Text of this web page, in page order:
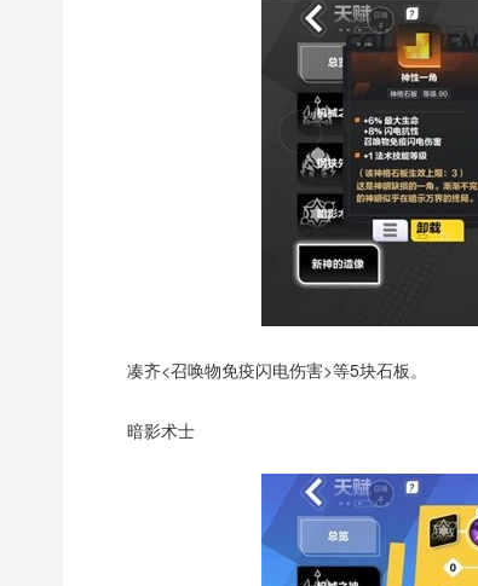
凑齐<召唤物免疫闪电伤害>等5块石板。
暗影术士